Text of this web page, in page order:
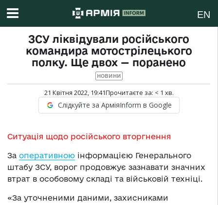
EN
ЗСУ ліквідували російського
командира мотострілецького
полку. Ще двох — поранено
НОВИНИ
21 Квітня 2022, 19:41Прочитаєте за: < 1 хв.
Слідкуйте за АрміяInform в Google
Ситуація щодо російського вторгнення
За оперативною інформацією Генерального
штабу ЗСУ, ворог продовжує зазнавати значних
втрат в особовому складі та військовій техніці.
«За уточненими даними, захисниками